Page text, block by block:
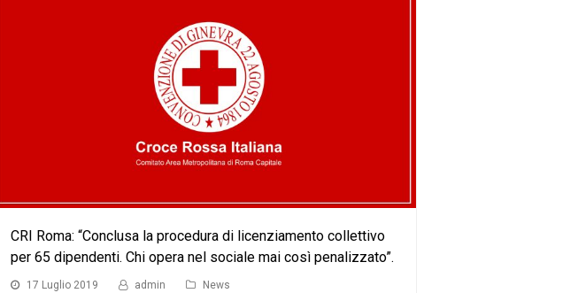
CRI Roma: “Conclusa la procedura di licenziamento collettivo
per 65 dipendenti. Chi opera nel sociale mai così penalizzato”.
17 Luglio 2019 admin News